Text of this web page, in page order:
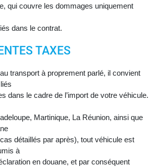
qui couvre les dommages uniquement
dans le contrat.
TAXES
transport à proprement parlé, il convient
dans le cadre de l’import de votre véhicule.
Martinique, La Réunion, ainsi que
détaillés par après), tout véhicule est
à
en douane, et par conséquent